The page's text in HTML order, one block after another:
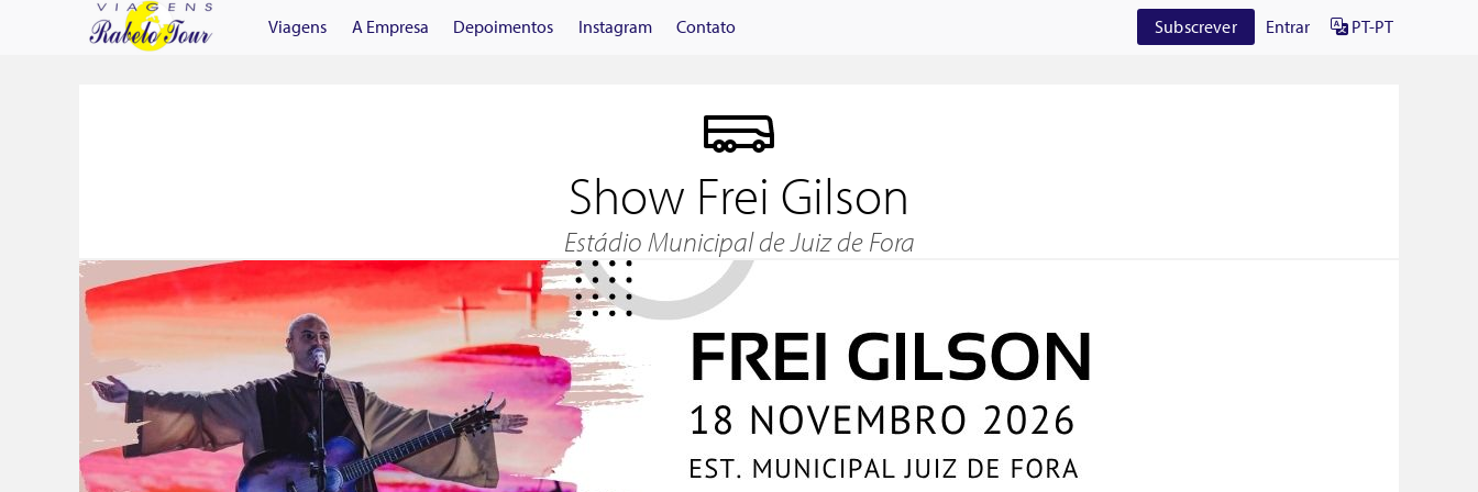
Viagens A Empresa Depoimentos Instagram Contato Subscrever Entrar PT-PT
Show Frei Gilson
Estádio Municipal de Juiz de Fora